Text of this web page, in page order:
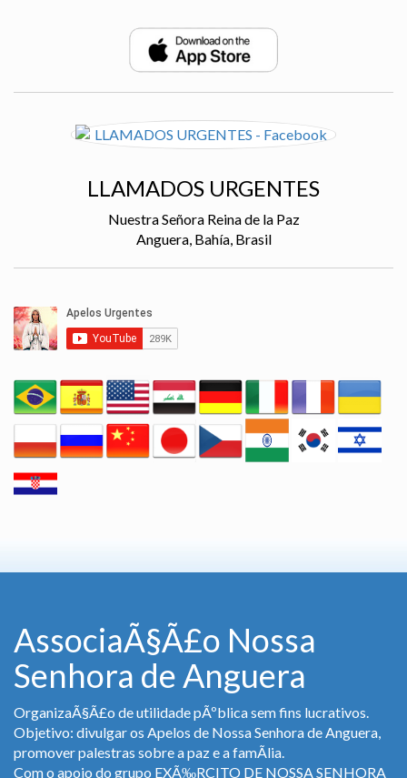
LLAMADOS URGENTES
Nuestra Señora Reina de la Paz
Anguera, Bahía, Brasil
AssociaÃ§Ã£o Nossa
Senhora de Anguera
OrganizaÃ§Ã£o de utilidade pÃºblica sem fins lucrativos.
Objetivo: divulgar os Apelos de Nossa Senhora de Anguera,
promover palestras sobre a paz e a famÃ­lia.
Com o apoio do grupo EXÃ‰RCITO DE NOSSA SENHORA